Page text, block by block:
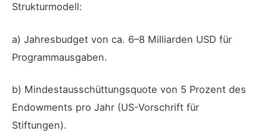
Strukturmodell:
a) Jahresbudget von ca. 6–8 Milliarden USD für
Programmausgaben.
b) Mindestausschüttungsquote von 5 Prozent des
Endowments pro Jahr (US-Vorschrift für
Stiftungen).